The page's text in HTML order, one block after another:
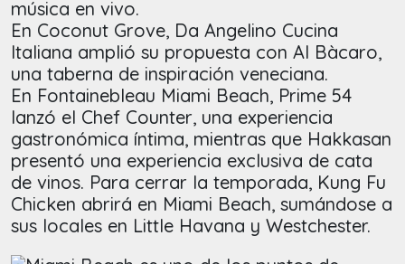
música en vivo.
En Coconut Grove, Da Angelino Cucina
Italiana amplió su propuesta con Al Bàcaro,
una taberna de inspiración veneciana.
En Fontainebleau Miami Beach, Prime 54
lanzó el Chef Counter, una experiencia
gastronómica íntima, mientras que Hakkasan
presentó una experiencia exclusiva de cata
de vinos. Para cerrar la temporada, Kung Fu
Chicken abrirá en Miami Beach, sumándose a
sus locales en Little Havana y Westchester.